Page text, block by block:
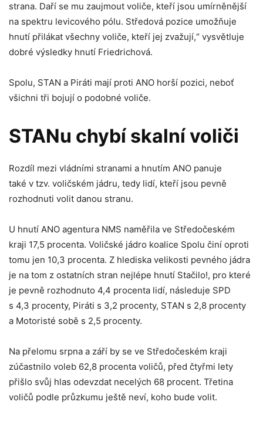
strana. Daří se mu zaujmout voliče, kteří jsou umírněnější
na spektru levicového pólu. Středová pozice umožňuje
hnutí přilákat všechny voliče, kteří jej zvažují,“ vysvětluje
dobré výsledky hnutí Friedrichová.
Spolu, STAN a Piráti mají proti ANO horší pozici, neboť
všichni tři bojují o podobné voliče.
STANu chybí skalní voliči
Rozdíl mezi vládními stranami a hnutím ANO panuje
také v tzv. voličském jádru, tedy lidí, kteří jsou pevně
rozhodnuti volit danou stranu.
U hnutí ANO agentura NMS naměřila ve Středočeském
kraji 17,5 procenta. Voličské jádro koalice Spolu činí oproti
tomu jen 10,3 procenta. Z hlediska velikosti pevného jádra
je na tom z ostatních stran nejlépe hnutí Stačilo!, pro které
je pevně rozhodnuto 4,4 procenta lidí, následuje SPD
s 4,3 procenty, Piráti s 3,2 procenty, STAN s 2,8 procenty
a Motoristé sobě s 2,5 procenty.
Na přelomu srpna a září by se ve Středočeském kraji
zúčastnilo voleb 62,8 procenta voličů, před čtyřmi lety
přišlo svůj hlas odevzdat necelých 68 procent. Třetina
voličů podle průzkumu ještě neví, koho bude volit.